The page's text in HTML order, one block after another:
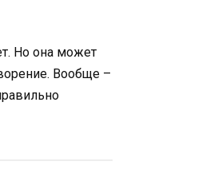
Но она может
Вообще –